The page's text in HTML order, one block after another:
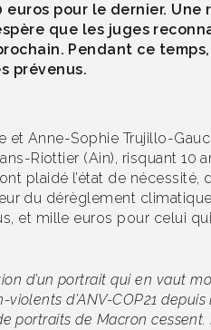
euros pour le dernier. Une
que les juges
Pendant ce
prévenus.
et Anne-Sophie Trujillo-
Riottier (Ain), risquant 10
plaidé l’état de nécessité,
du dérèglement
et mille euros pour celui
d’un portrait qui en vaut
d’ANV-COP21
portraits de Macron cessent.